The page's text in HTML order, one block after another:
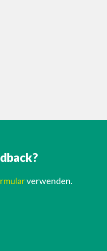
verwenden.